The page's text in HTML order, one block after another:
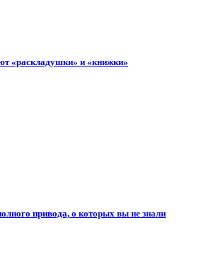
«раскладушки» и «книжки»
привода, о которых вы не знали